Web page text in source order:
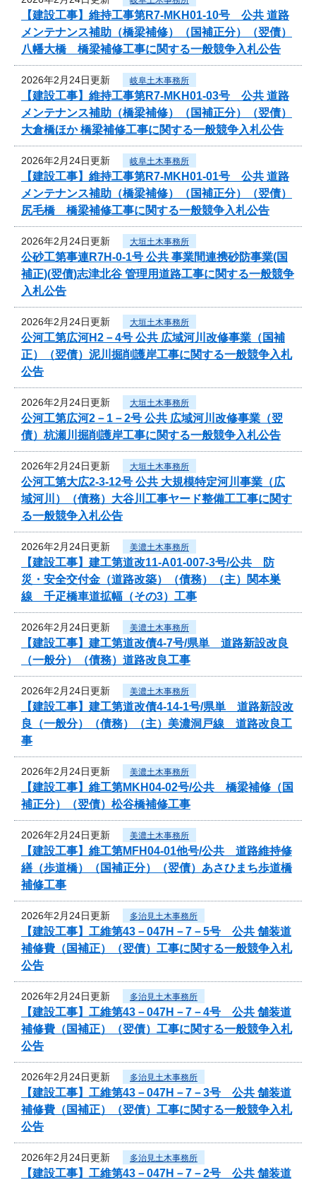
【建設工事】維持工事第R7-MKH01-10号 公共 道路
メンテナンス補助（橋梁補修）（国補正分）（翌債）
八幡大橋 橋梁補修工事に関する一般競争入札公告
2026年2月24日更新 岐阜土木事務所
【建設工事】維持工事第R7-MKH01-03号 公共 道路
メンテナンス補助（橋梁補修）（国補正分）（翌債）
大倉橋ほか 橋梁補修工事に関する一般競争入札公告
2026年2月24日更新 岐阜土木事務所
【建設工事】維持工事第R7-MKH01-01号 公共 道路
メンテナンス補助（橋梁補修）（国補正分）（翌債）
尻毛橋 橋梁補修工事に関する一般競争入札公告
2026年2月24日更新 大垣土木事務所
公砂工第事連R7H-0-1号 公共 事業間連携砂防事業(国
補正)(翌債)志津北谷 管理用道路工事に関する一般競争
入札公告
2026年2月24日更新 大垣土木事務所
公河工第広河H2－4号 公共 広域河川改修事業（国補
正）（翌債）泥川掘削護岸工事に関する一般競争入札
公告
2026年2月24日更新 大垣土木事務所
公河工第広河2－1－2号 公共 広域河川改修事業（翌
債）杭瀬川掘削護岸工事に関する一般競争入札公告
2026年2月24日更新 大垣土木事務所
公河工第大広2-3-12号 公共 大規模特定河川事業（広
域河川）（債務）大谷川工事ヤード整備工工事に関す
る一般競争入札公告
2026年2月24日更新 美濃土木事務所
【建設工事】建工第道改11-A01-007-3号/公共 防
災・安全交付金（道路改築）（債務）（主）関本巣
線 千疋橋車道拡幅（その3）工事
2026年2月24日更新 美濃土木事務所
【建設工事】建工第道改債4-7号/県単 道路新設改良
（一般分）（債務）道路改良工事
2026年2月24日更新 美濃土木事務所
【建設工事】建工第道改債4-14-1号/県単 道路新設改
良（一般分）（債務）（主）美濃洞戸線 道路改良工
事
2026年2月24日更新 美濃土木事務所
【建設工事】維工第MKH04-02号/公共 橋梁補修（国
補正分）（翌債）松谷橋補修工事
2026年2月24日更新 美濃土木事務所
【建設工事】維工第MFH04-01他号/公共 道路維持修
繕（歩道橋）（国補正分）（翌債）あさひまち歩道橋
補修工事
2026年2月24日更新 多治見土木事務所
【建設工事】工維第43－047H－7－5号 公共 舗装道
補修費（国補正）（翌債）工事に関する一般競争入札
公告
2026年2月24日更新 多治見土木事務所
【建設工事】工維第43－047H－7－4号 公共 舗装道
補修費（国補正）（翌債）工事に関する一般競争入札
公告
2026年2月24日更新 多治見土木事務所
【建設工事】工維第43－047H－7－3号 公共 舗装道
補修費（国補正）（翌債）工事に関する一般競争入札
公告
2026年2月24日更新 多治見土木事務所
【建設工事】工維第43－047H－7－2号 公共 舗装道